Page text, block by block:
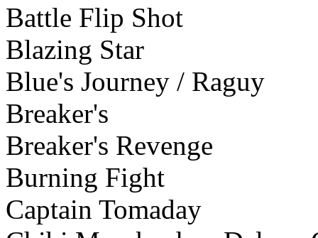
Battle Flip Shot
Blazing Star
Blue's Journey / Raguy
Breaker's
Breaker's Revenge
Burning Fight
Captain Tomaday